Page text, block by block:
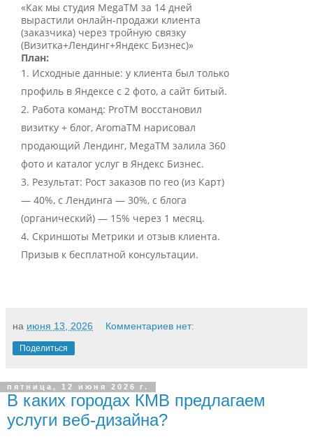
«Как мы студия MegaTM за 14 дней
вырастили онлайн-продажи клиента
(заказчика) через тройную связку
(Визитка+Лендинг+Яндекс Бизнес)»
План:
Исходные данные: у клиента был только
профиль в Яндексе с 2 фото, а сайт битый.
Работа команд: ProTM восстановил
визитку + блог, AromaTM нарисовал
продающий Лендинг, MegaTM залила 360
фото и каталог услуг в Яндекс Бизнес.
Результат: Рост заказов по гео (из Карт)
— 40%, с Лендинга — 30%, с блога
(органический) — 15% через 1 месяц.
Скриншоты Метрики и отзыв клиента.
Призыв к бесплатной консультации.
на июня 13, 2026 Комментариев нет:
Поделиться
пятница, 12 июня 2026 г.
В каких городах КМВ предлагаем
услуги веб-дизайна?